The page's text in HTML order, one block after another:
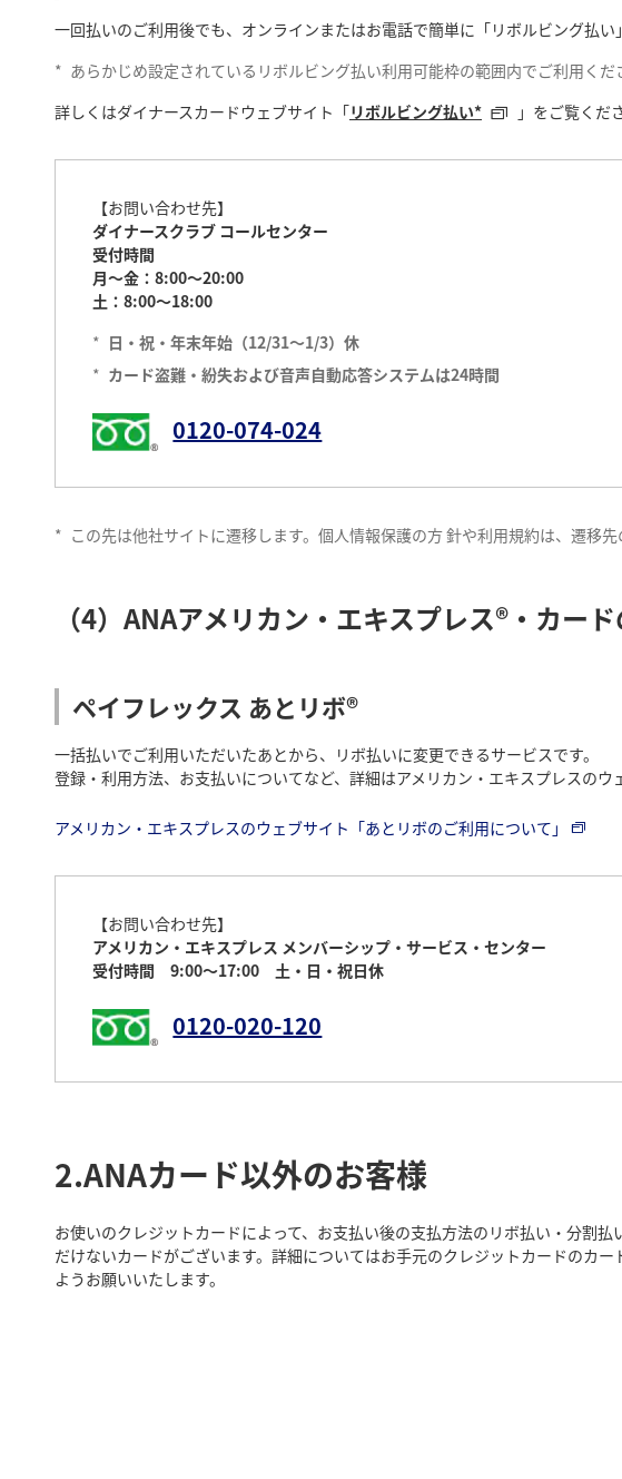
一回払いのご利用後でも、オンラインまたはお電話で簡単に「リボルビング払い
* あらかじめ設定されているリボルビング払い利用可能枠の範囲内でご利用くだ
詳しくはダイナースカードウェブサイト「リボルビング払い* 」をご覧くだ
【お問い合わせ先】
ダイナースクラブ コールセンター
受付時間
月～金：8:00～20:00
土：8:00～18:00
* 日・祝・年末年始（12/31～1/3）休
* カード盗難・紛失および音声自動応答システムは24時間
0120-074-024
* この先は他社サイトに遷移します。個人情報保護の方 針や利用規約は、遷移先
（4）ANAアメリカン・エキスプレス®・カー
ペイフレックス あとリボ®
一括払いでご利用いただいたあとから、リボ払いに変更できるサービスです。
登録・利用方法、お支払いについてなど、詳細はアメリカン・エキスプレスのウ
アメリカン・エキスプレスのウェブサイト「あとリボのご利用について」
【お問い合わせ先】
アメリカン・エキスプレス メンバーシップ・サービス・センター
受付時間 9:00～17:00 土・日・祝日休
0120-020-120
2.ANAカード以外のお客様
お使いのクレジットカードによって、お支払い後の支払方法のリボ払い・分割
だけないカードがございます。詳細についてはお手元のクレジットカードのカ
ようお願いいたします。